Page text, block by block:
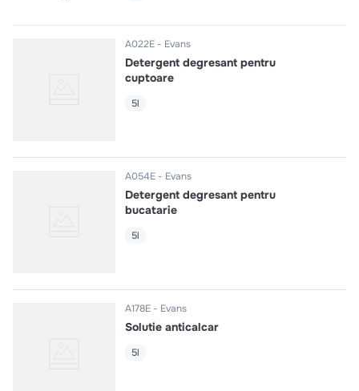
A022E Evans
Detergent degresant pentru
cuptoare
5l
A054E Evans
Detergent degresant pentru
bucatarie
5l
A178E Evans
Solutie anticalcar
5l